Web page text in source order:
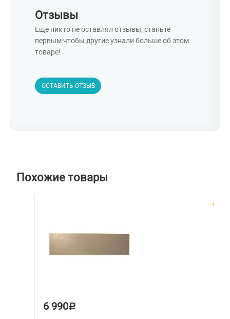
Отзывы
Еще никто не оставлял отзывы, станьте
первым чтобы другие узнали больше об этом
товаре!
ОСТАВИТЬ ОТЗЫВ
Похожие товары
6 990Р